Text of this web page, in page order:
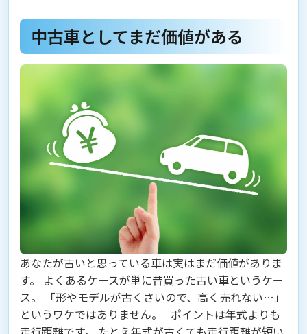
中古車としてまだ価値がある
あなたが古いと思っている車は実はまだ価値がありま
す。
よくあるケースが単に昔買った古い車というケー
ス。 「形やモデルが古くさいので、高く売れない…」
というワケではありません。 ポイントは年式よりも